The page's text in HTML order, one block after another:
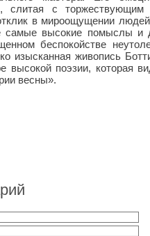
слитая с торжествующим
в мироощущении
самые высокие помыслы и
беспокойстве
изысканная живопись
высокой поэзии, которая
весны».